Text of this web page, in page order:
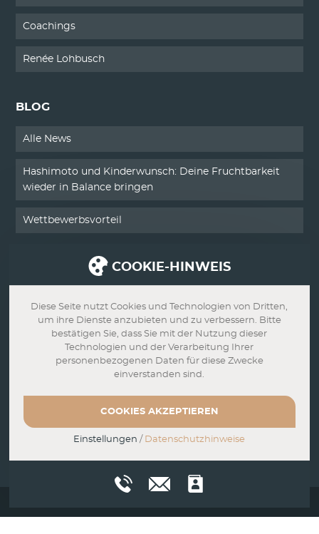
Coachings
Renée Lohbusch
BLOG
Alle News
Hashimoto und Kinderwunsch: Deine Fruchtbarkeit
wieder in Balance bringen
Wettbewerbsvorteil
Impressum
Datenschutz
AGB
COOKIE-HINWEIS
Diese Seite nutzt Cookies und Technologien von Dritten,
um ihre Dienste anzubieten und zu verbessern. Bitte
bestätigen Sie, dass Sie mit der Nutzung dieser
Technologien und der Verarbeitung Ihrer
personenbezogenen Daten für diese Zwecke
einverstanden sind.
COOKIES AKZEPTIEREN
Einstellungen / Datenschutzhinweise